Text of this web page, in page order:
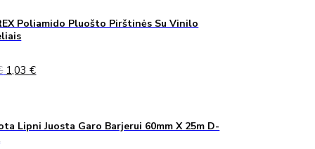
Poliamido Pluošto Pirštinės Su Vinilo
Original
1,03€Current
Lipni Juosta Garo Barjerui 60mm X 25m D-